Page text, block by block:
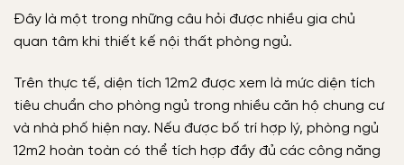
Đây là một trong những câu hỏi được nhiều gia chủ
quan tâm khi thiết kế nội thất phòng ngủ.
Trên thực tế, diện tích 12m2 được xem là mức diện tích
tiêu chuẩn cho phòng ngủ trong nhiều căn hộ chung cư
và nhà phố hiện nay. Nếu được bố trí hợp lý, phòng ngủ
12m2 hoàn toàn có thể tích hợp đầy đủ các công năng